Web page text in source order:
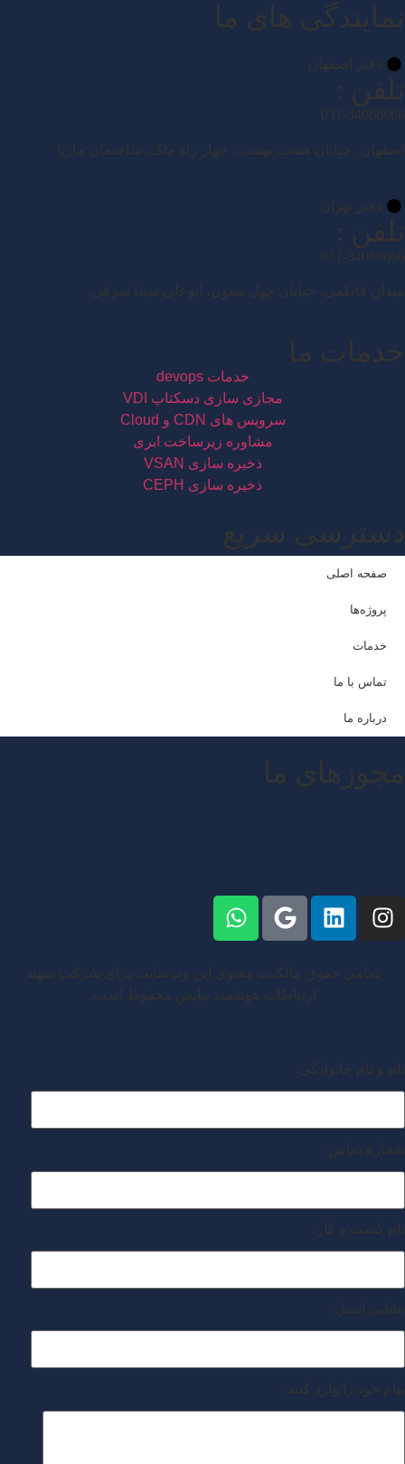
نمایندگی های ما
دفتر اصفهان
تلفن :
031-34066666
اصفهان، خیابان هشت بهشت، چهار راه ملک، ساختمان ماریا
دفتر تهران
تلفن :
031-34066666
میدان فاطمی، خیابان چهل ستون، ابوعلی سینا شرقی
خدمات ما
خدمات devops
مجازی سازی دسکتاپ VDI
سرویس های CDN و Cloud
مشاوره زیرساخت ابری
ذخیره سازی VSAN
ذخیره سازی CEPH
دسترسی سریع
صفحه اصلی
پروژه‌ها
خدمات
تماس با ما
درباره ما
مجوز‌های ما
تمامی حقوق مالکیت معنوی این وب‌سایت برای شرکت سهند
ارتباطات هوشمند نیایش محفوظ است.
نام و نام خانوادگی:
شماره تماس:
نام کسب و کار:
نشانی ایمیل:
پیام خود را وارد کنید :